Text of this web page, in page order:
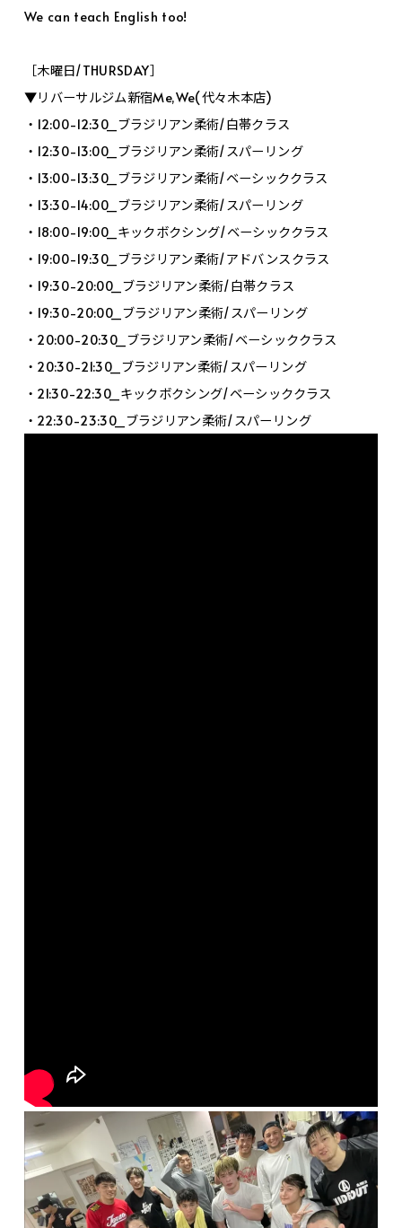
We can teach English too!
［木曜日/THURSDAY］
▼リバーサルジム新宿Me,We(代々木本店)
・12:00-12:30_ブラジリアン柔術/白帯クラス
・12:30-13:00_ブラジリアン柔術/スパーリング
・13:00-13:30_ブラジリアン柔術/ベーシッククラス
・13:30-14:00_ブラジリアン柔術/スパーリング
・18:00-19:00_キックボクシング/ベーシッククラス
・19:00-19:30_ブラジリアン柔術/アドバンスクラス
・19:30-20:00_ブラジリアン柔術/白帯クラス
・19:30-20:00_ブラジリアン柔術/スパーリング
・20:00-20:30_ブラジリアン柔術/ベーシッククラス
・20:30-21:30_ブラジリアン柔術/スパーリング
・21:30-22:30_キックボクシング/ベーシッククラス
・22:30-23:30_ブラジリアン柔術/スパーリング